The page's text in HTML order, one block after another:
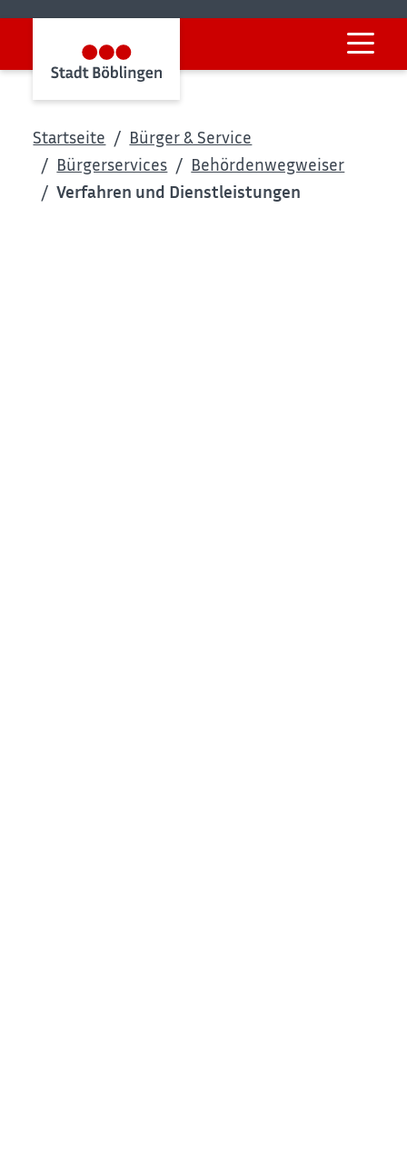
Startseite
Bürger & Service
Bürgerservices
Behördenwegweiser
Verfahren und Dienstleistungen